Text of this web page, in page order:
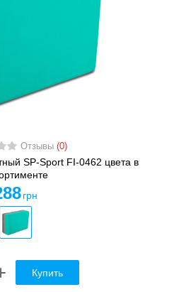
Отзывы (0)
SP-Sport FI-0462 цвета в
грн
Купить